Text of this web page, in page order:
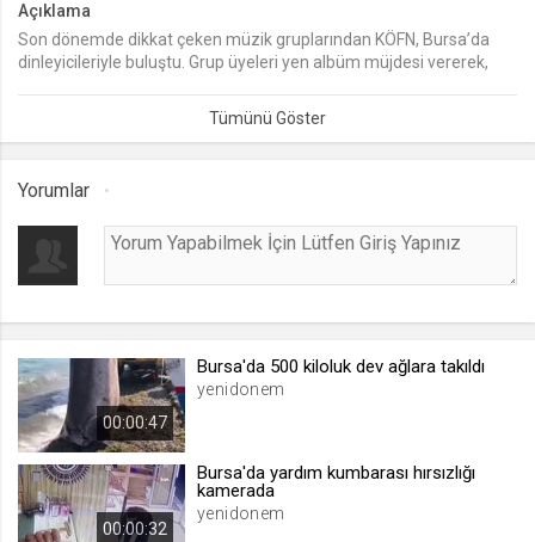
lang
.web.tv
Seçilen dil tercihini tutmak
.web.tv
[hash]
.web.tv
Açıklama
Son dönemde dikkat çeken müzik gruplarından KÖFN, Bursa’da
dinleyicileriyle buluştu. Grup üyeleri yen albüm müjdesi vererek,
Yorumlar
00:00:47
Bursa'da 500 kiloluk dev ağlara takıldı
yenidonem
00:00:32
Bursa'da yardım kumbarası hırsızlığı
kamerada
yenidonem